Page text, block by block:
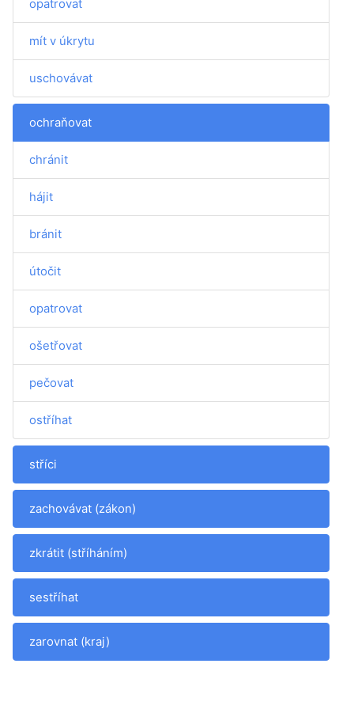
opatrovat
mít v úkrytu
uschovávat
ochraňovat
chránit
hájit
bránit
útočit
opatrovat
ošetřovat
pečovat
ostříhat
stříci
zachovávat (zákon)
zkrátit (stříháním)
sestříhat
zarovnat (kraj)